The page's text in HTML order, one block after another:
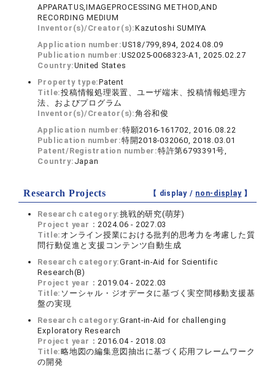
APPARATUS,IMAGEPROCESSING METHOD,AND
RECORDING MEDIUM
Inventor(s)/Creator(s):Kazutoshi SUMIYA
Application number:US18/799,894, 2024.08.09
Publication number:US2025-0068323-A1, 2025.02.27
Country:United States
Property type:Patent
Title:投稿情報処理装置、ユーザ端末、投稿情報処理方
法、およびプログラム
Inventor(s)/Creator(s):角谷和俊
Application number:特願2016-161702, 2016.08.22
Publication number:特開2018-032060, 2018.03.01
Patent/Registration number:特許第6793391号,
Country: Japan
Research Projects 【 display / non-display】
Research category:挑戦的研究(萌芽)
Project year：2024.06 - 2027.03
Title: オンライン授業における批判的思考力を考慮した質
問行動促進と支援コンテンツ自動生成
Research category:Grant-in-Aid for Scientific
Research(B)
Project year：2019.04 - 2022.03
Title: ソーシャル・ジオデータに基づく実空間移動支援基
盤の実現
Research category:Grant-in-Aid for challenging
Exploratory Research
Project year：2016.04 - 2018.03
Title:略地図の編集意図抽出に基づく応用フレームワーク
の開発